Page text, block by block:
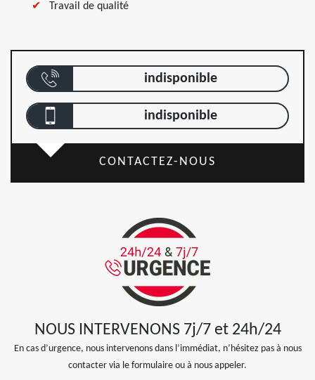
Travail de qualité
indisponible
indisponible
CONTACTEZ-NOUS
NOUS INTERVENONS 7j/7 et 24h/24
En cas d’urgence, nous intervenons dans l’immédiat, n’hésitez pas à nous
contacter via le formulaire ou à nous appeler.